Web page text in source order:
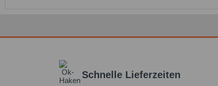
Schnelle Lieferzeiten